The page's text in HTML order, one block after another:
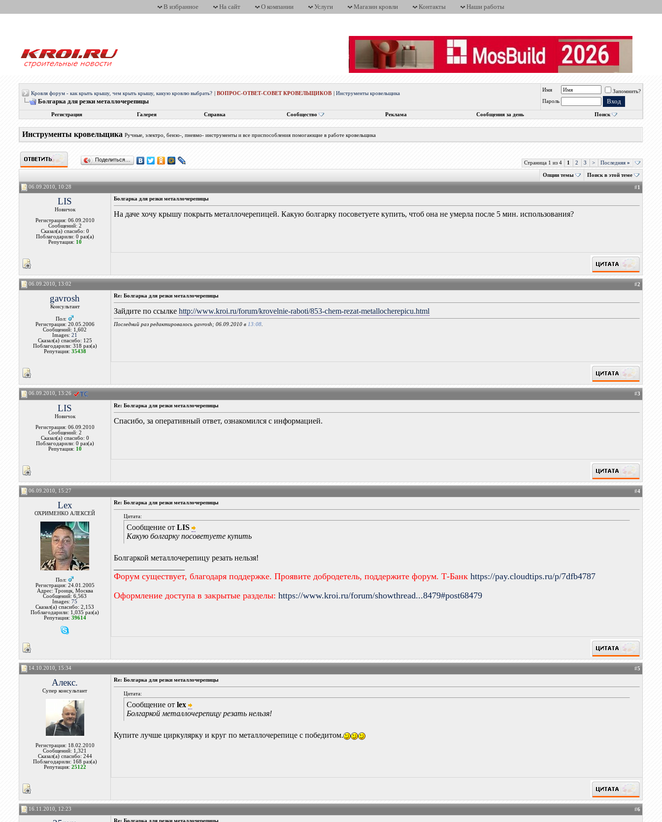
В избранное На сайт О компании Услуги Магазин кровли Контакты Наши работы
Кровля форум - как крыть крышу, чем крыть крышу, какую кровлю выбрать? |ВОПРОС-ОТВЕТ-СОВЕТ КРОВЕЛЬЩИКОВ |Инструменты кровельщика
Болгарка для резки металлочерепицы
Имя
Запомнить?
Пароль
Регистрация Галерея Справка Сообщество Реклама Сообщения за день Поиск
Инструменты кровельщика Ручные, электро, бензо-, пневмо- инструменты и все приспособления помогающие в работе кровельщика
Поделиться…
Страница 1 из 4 1 2 3 > Последняя»
Опции темы Поиск в этой теме
06.09.2010, 10:28 #1
LIS
Новичок
Регистрация: 06.09.2010
Сообщений: 2
Сказал(а) спасибо: 0
Поблагодарили: 0 раз(а)
Репутация: 10
Болгарка для резки металлочерепицы
На даче хочу крышу покрыть металлочерепицей. Какую болгарку посоветуете купить, чтоб она не умерла после 5 мин. использования?
06.09.2010, 13:02 #2
gavrosh
Консультант
Пол:
Регистрация: 20.05.2006
Сообщений: 1,602
Images:21
Сказал(а) спасибо: 125
Поблагодарили: 318 раз(а)
Репутация: 35438
Re: Болгарка для резки металлочерепицы
Зайдите по ссылкеhttp://www.kroi.ru/forum/krovelnie-raboti/853-chem-rezat-metallocherepicu.html
Последний раз редактировалось gavrosh; 06.09.2010 в 13:08
06.09.2010, 13:26 #3
LIS
Новичок
Регистрация: 06.09.2010
Сообщений: 2
Сказал(а) спасибо: 0
Поблагодарили: 0 раз(а)
Репутация: 10
Re: Болгарка для резки металлочерепицы
Спасибо, за оперативный ответ, ознакомился с информацией.
06.09.2010, 15:27 #4
Lex
ОХРИМЕНКО АЛЕКСЕЙ
Пол:
Регистрация: 24.01.2005
Адрес: Троицк, Москва
Сообщений: 6,563
Images:75
Сказал(а) спасибо: 2,153
Поблагодарили: 1,035 раз(а)
Репутация: 39614
Re: Болгарка для резки металлочерепицы
Цитата:
Сообщение отLIS
Какую болгарку посоветуете купить
Болгаркой металлочерепицу резать нельзя!
Форум существует, благодаря поддержке. Проявите добродетель, поддержите форум. Т-Банкhttps://pay.cloudtips.ru/p/7dfb4787
Оформление доступа в закрытые разделы:https://www.kroi.ru/forum/showthread...8479#post68479
14.10.2010, 15:34 #5
Алекс.
Супер консультант
Регистрация: 18.02.2010
Сообщений: 1,321
Сказал(а) спасибо: 244
Поблагодарили: 168 раз(а)
Репутация: 25122
Re: Болгарка для резки металлочерепицы
Цитата:
Сообщение отlex
Болгаркой металлочерепицу резать нельзя!
Купите лучше циркулярку и круг по металлочерепице с победитом.
16.11.2010, 12:23 #6
Re: Болгарка для резки металлочерепицы